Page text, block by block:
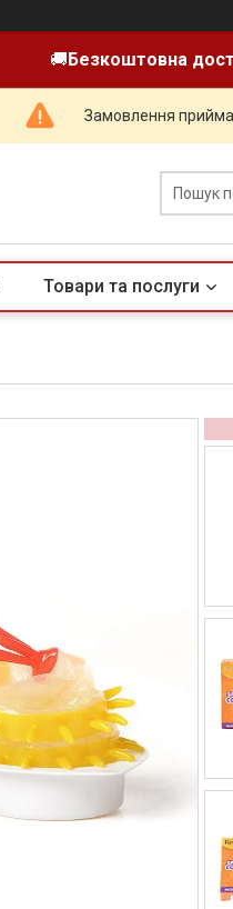
🚚Безкоштовна
Замовлення
Товари та послуги